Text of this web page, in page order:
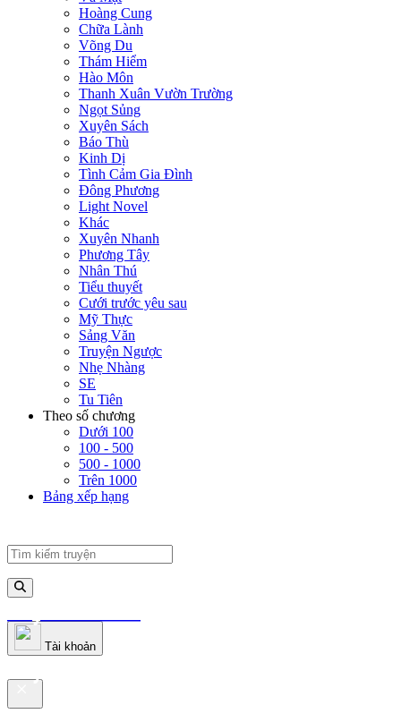
Hoàng Cung
Chữa Lành
Võng Du
Thám Hiểm
Hào Môn
Thanh Xuân Vườn Trường
Ngọt Sủng
Xuyên Sách
Báo Thù
Kinh Dị
Tình Cảm Gia Đình
Đông Phương
Light Novel
Khác
Xuyên Nhanh
Phương Tây
Nhân Thú
Tiểu thuyết
Cưới trước yêu sau
Mỹ Thực
Sảng Văn
Truyện Ngược
Nhẹ Nhàng
SE
Tu Tiên
Theo số chương
Dưới 100
100 - 500
500 - 1000
Trên 1000
Bảng xếp hạng
truyenfullz.com
Tài khoản
truyenfullz.com